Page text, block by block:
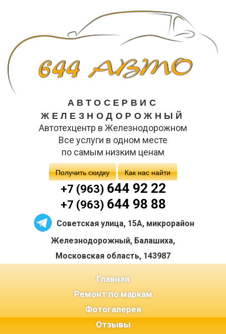
АВТОСЕРВИС
ЖЕЛЕЗНОДОРОЖНЫЙ
Автотехцентр в Железнодорожном
Все услуги в одном месте
по самым низким ценам
Получить скидку Как нас найти
+7 (963)644 92 22
+7 (963)644 98 88
Советская улица, 15А, микрорайон
Железнодорожный, Балашиха,
Московская область, 143987
Главная(current)
Ремонт по маркам
Фотогалерея
Отзывы